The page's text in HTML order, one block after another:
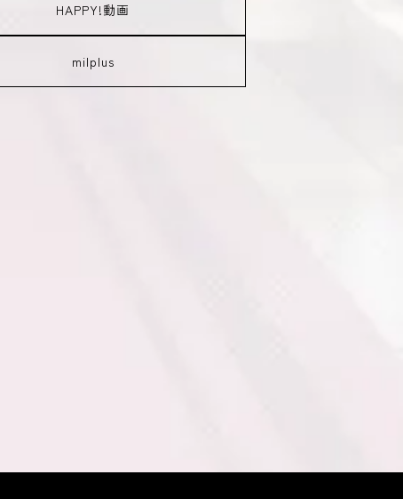
HAPPY!動画
milplus